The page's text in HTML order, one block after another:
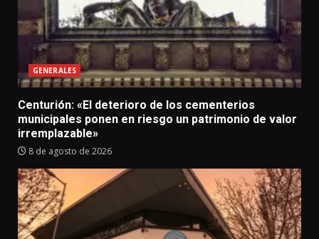
GENERALES
Centurión: «El deterioro de los cementerios
municipales ponen en riesgo un patrimonio de valor
irremplazable»
8 de agosto de 2026